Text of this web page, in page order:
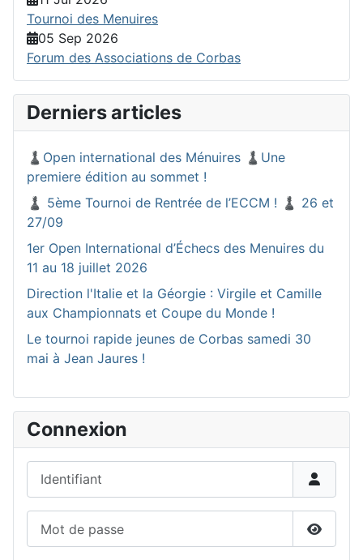
Tournoi des Menuires
05 Sep 2026
Forum des Associations de Corbas
Derniers articles
♟️Open international des Ménuires ♟️Une
premiere édition au sommet !
♟️ 5ème Tournoi de Rentrée de l’ECCM ! ♟️ 26 et
27/09
1er Open International d’Échecs des Menuires du
11 au 18 juillet 2026
Direction l'Italie et la Géorgie : Virgile et Camille
aux Championnats et Coupe du Monde !
Le tournoi rapide jeunes de Corbas samedi 30
mai à Jean Jaures !
Connexion